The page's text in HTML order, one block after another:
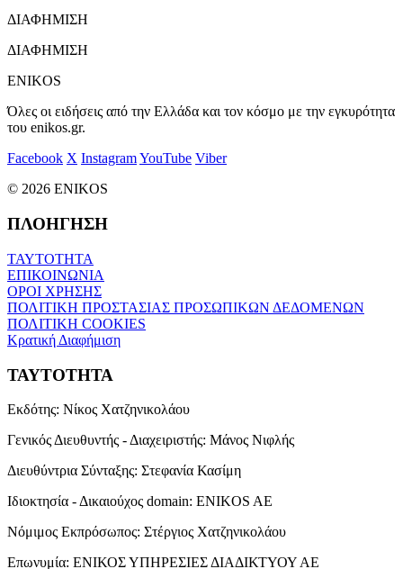
ΔΙΑΦΗΜΙΣΗ
ΔΙΑΦΗΜΙΣΗ
ENIKOS
Όλες οι ειδήσεις από την Ελλάδα και τον κόσμο με την εγκυρότητα
του enikos.gr.
Facebook X InstagramYouTube Viber
© 2026 ENIKOS
ΠΛΟΗΓΗΣΗ
ΤΑΥΤΟΤΗΤΑ
ΕΠΙΚΟΙΝΩΝΙΑ
ΟΡΟΙ ΧΡΗΣΗΣ
ΠΟΛΙΤΙΚΗ ΠΡΟΣΤΑΣΙΑΣ ΠΡΟΣΩΠΙΚΩΝ ΔΕΔΟΜΕΝΩΝ
ΠΟΛΙΤΙΚΗ COOKIES
Κρατική Διαφήμιση
ΤΑΥΤΟΤΗΤΑ
Εκδότης: Νίκος Χατζηνικολάου
Γενικός Διευθυντής - Διαχειριστής: Μάνος Νιφλής
Διευθύντρια Σύνταξης: Στεφανία Κασίμη
Ιδιοκτησία - Δικαιούχος domain: ENIKOS AE
Νόμιμος Εκπρόσωπος: Στέργιος Χατζηνικολάου
Επωνυμία: ΕΝΙΚΟΣ ΥΠΗΡΕΣΙΕΣ ΔΙΑΔΙΚΤΥΟΥ ΑΕ